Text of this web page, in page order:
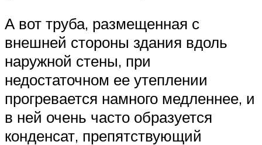
А вот труба, размещенная с
внешней стороны здания вдоль
наружной стены, при
недостаточном ее утеплении
прогревается намного медленнее, и
в ней очень часто образуется
конденсат, препятствующий